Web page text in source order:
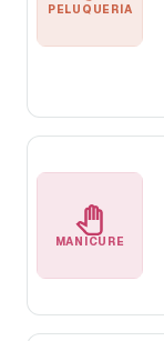
PELUQUERÍA
MANICURE